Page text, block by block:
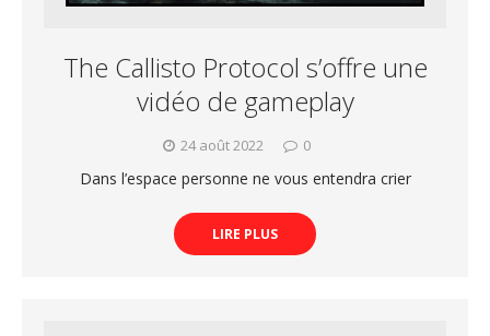
The Callisto Protocol s’offre une
vidéo de gameplay
24 août 2022 0
Dans l’espace personne ne vous entendra crier
LIRE PLUS